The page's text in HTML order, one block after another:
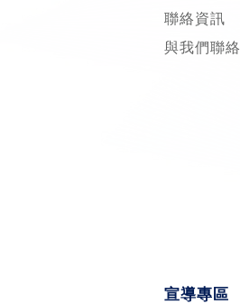
聯絡資訊
與我們聯絡
宣導專區